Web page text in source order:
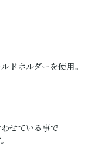
ドホルダーを使用。
せている事で